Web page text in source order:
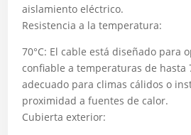
aislamiento eléctrico.
Resistencia a la temperatura:
70°C: El cable está diseñado para
confiable a temperaturas de hasta
adecuado para climas cálidos o
proximidad a fuentes de calor.
Cubierta exterior: